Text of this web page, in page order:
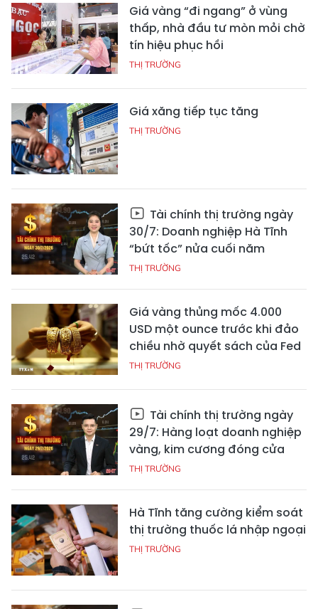
Giá vàng “đi ngang” ở vùng
thấp, nhà đầu tư mòn mỏi chờ
tín hiệu phục hồi
THỊ TRƯỜNG
Giá xăng tiếp tục tăng
THỊ TRƯỜNG
Tài chính thị trường ngày
30/7: Doanh nghiệp Hà Tĩnh
“bứt tốc” nửa cuối năm
THỊ TRƯỜNG
Giá vàng thủng mốc 4.000
USD một ounce trước khi đảo
chiều nhờ quyết sách của Fed
THỊ TRƯỜNG
Tài chính thị trường ngày
29/7: Hàng loạt doanh nghiệp
vàng, kim cương đóng cửa
THỊ TRƯỜNG
Hà Tĩnh tăng cường kiểm soát
thị trường thuốc lá nhập ngoại
THỊ TRƯỜNG